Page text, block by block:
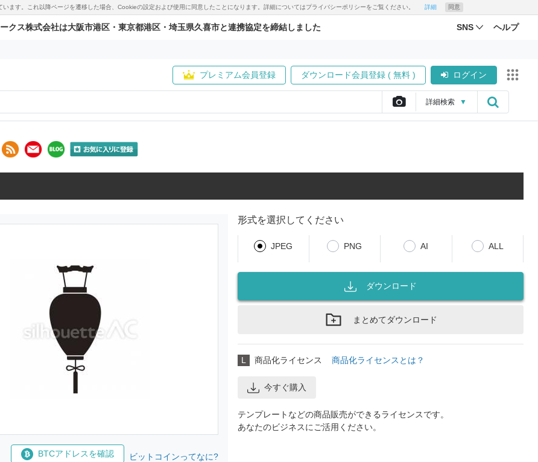
ます。これ以降ページを遷移した場合、Cookieの設定および使用に同意したことになります。詳細についてはプライバシーポリシーをご覧ください。 詳細 同意
クス株式会社は大阪市港区・東京都港区・埼玉県久喜市と連携協定を締結しました SNS ヘルプ
プレミアム会員登録 ダウンロード会員登録 ( 無料 ) ログイン
詳細検索 ▼
BTCアドレスを確認 ビットコインってなに?
形式を選択してください
JPEG PNG AI ALL
ダウンロード
まとめてダウンロード
L 商品化ライセンス 商品化ライセンスとは？
今すぐ購入
テンプレートなどの商品販売ができるライセンスです。
あなたのビジネスにご活用ください。